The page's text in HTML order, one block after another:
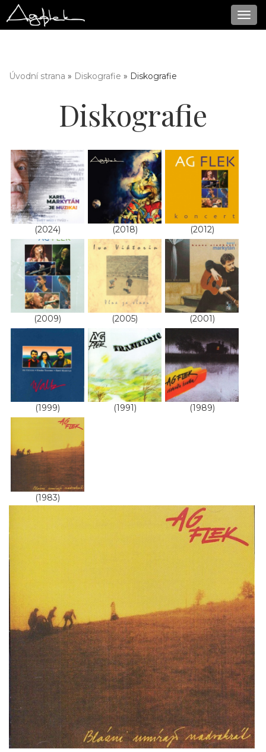
Jste zde
Úvodní strana » Diskografie » Diskografie
Diskografie
(2024) (2018) (2012)
(2009) (2005) (2001)
(1999) (1991) (1989)
(1983)